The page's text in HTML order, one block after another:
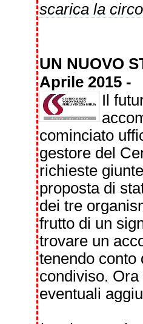
scarica la
UN NUOVO
Aprile 2015 -
Il
cominciato
gestore del
richieste
proposta di
dei tre
frutto di un
trovare un
tenendo conto
condiviso.
eventuali